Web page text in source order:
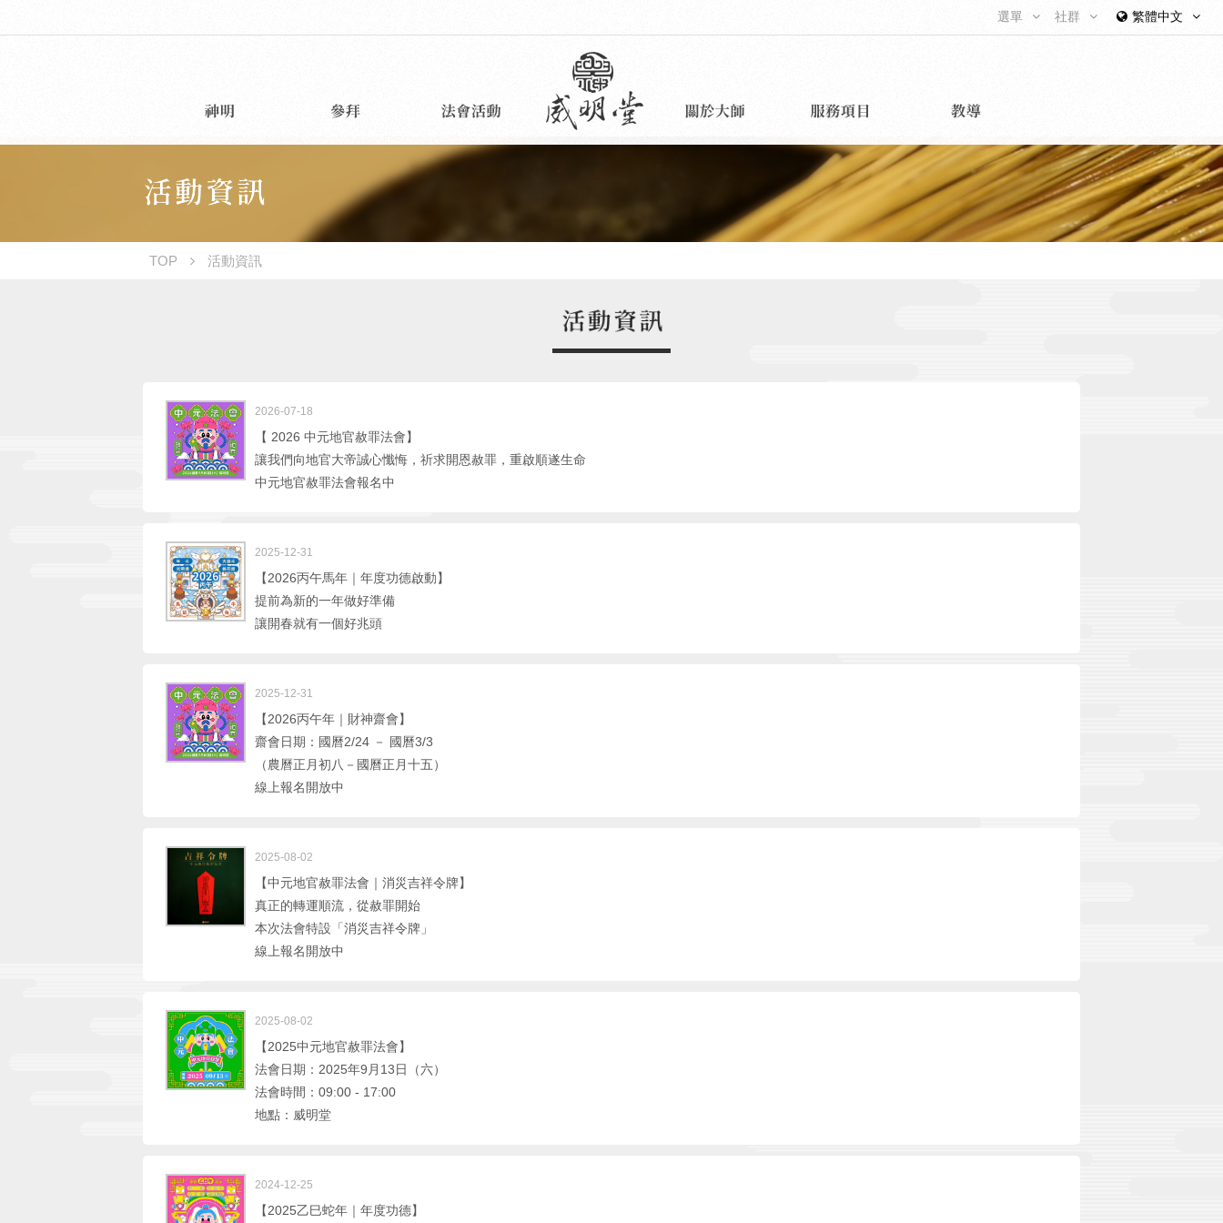
繁體中文
社群
選單
TOP 活動資訊
2026-07-18
【 2026 中元地官赦罪法會】
讓我們向地官大帝誠心懺悔，祈求開恩赦罪，重啟順遂生命
中元地官赦罪法會報名中
2025-12-31
【2026丙午馬年｜年度功德啟動】
提前為新的一年做好準備
讓開春就有一個好兆頭
2025-12-31
【2026丙午年｜財神齋會】
齋會日期：國曆2/24 － 國曆3/3
（農曆正月初八－國曆正月十五）
線上報名開放中
2025-08-02
【中元地官赦罪法會｜消災吉祥令牌】
真正的轉運順流，從赦罪開始
本次法會特設「消災吉祥令牌」
線上報名開放中
2025-08-02
【2025中元地官赦罪法會】
法會日期：2025年9月13日（六）
法會時間：09:00 - 17:00
地點：威明堂
2024-12-25
【2025乙巳蛇年｜年度功德】